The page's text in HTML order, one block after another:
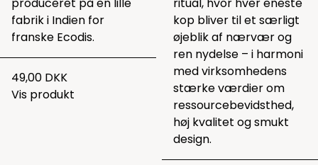
fabrik i Indien for
franske Ecodis.
49,00 DKK
Vis produkt
kop bliver til et særligt
øjeblik af nærvær og
ren nydelse – i harmoni
med virksomhedens
stærke værdier om
ressourcebevidsthed,
høj kvalitet og smukt
design.